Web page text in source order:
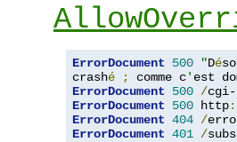
ErrorDocument 500 "Dé
crashé ; comme c' est
ErrorDocument
500 /
ErrorDocument
500 http
ErrorDocument 404 /
ErrorDocument 401 /